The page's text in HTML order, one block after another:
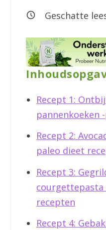
Geschatte
Recept 1:
pannenkoeken
Recept 2:
paleo dieet
Recept 3:
courgettepasta
recepten
Recept 4: